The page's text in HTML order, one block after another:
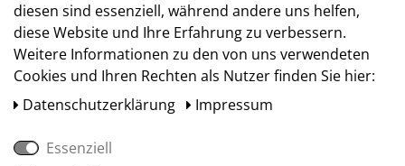
diesen sind essenziell, während andere uns helfen,
diese Website und Ihre Erfahrung zu verbessern.
Weitere Informationen zu den von uns verwendeten
Cookies und Ihren Rechten als Nutzer finden Sie hier:
Daten­schutz­erklärung
Impressum
Essenziell